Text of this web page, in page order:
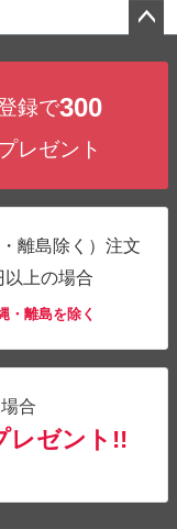
録で300
レゼント
離島除く）注文
上の場合
・離島を除く
合
レゼント!!